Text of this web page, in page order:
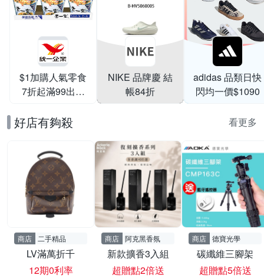
$1加購人氣零食
7折起滿99出貨
NIKE 品牌慶 結
帳84折
adidas 品類日快
閃均一價$1090
好店有夠殺 看更多
商店 二手精品
LV滿萬折千
12期0利率
商店 阿克黑香氛
新款擴香3入組
超贈點2倍送
商店 德寶光學
碳纖維三腳架
超贈點5倍送